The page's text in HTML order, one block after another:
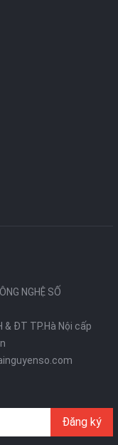
NGHỆ SỐ
& ĐT TP.Hà Nội cấp
Đăng ký